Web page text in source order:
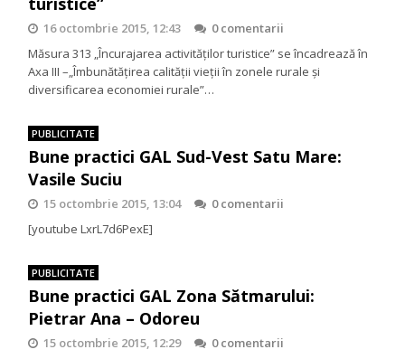
16 octombrie 2015, 12:43
0 comentarii
Măsura 313 „Încurajarea activităţilor turistice” se încadrează în
Axa III –„Îmbunătăţirea calităţii vieţii în zonele rurale şi
diversificarea economiei rurale”…
PUBLICITATE
Bune practici GAL Sud-Vest Satu Mare:
Vasile Suciu
15 octombrie 2015, 13:04
0 comentarii
[youtube LxrL7d6PexE]
PUBLICITATE
Bune practici GAL Zona Sătmarului:
Pietrar Ana – Odoreu
15 octombrie 2015, 12:29
0 comentarii